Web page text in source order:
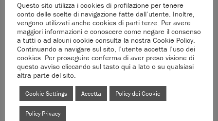
Questo sito utilizza i cookies di profilazione per tenere
conto delle scelte di navigazione fatte dall’utente. Inoltre,
vengono utilizzati anche cookies di parti terze. Per avere
maggiori informazioni e conoscere come negare il consenso
a tutti o ad alcuni cookie consulta la nostra Cookie Policy.
Continuando a navigare sul sito, l’utente accetta l’uso dei
cookies. Per proseguire conferma di aver preso visione di
questo avviso cliccando sul tasto qui a lato o su qualsiasi
altra parte del sito.
Cookie Settings Accetta Policy dei Cookie
Policy Privacy